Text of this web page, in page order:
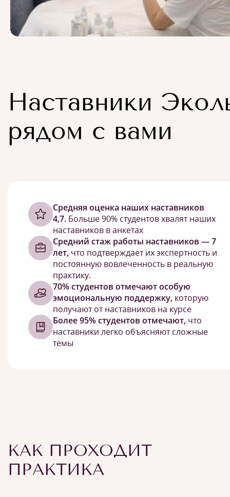
Наставники
рядом с вами
Cредняя оценка наших наставников
4,7. Больше 90% студентов хвалят наших
наставников в анкетах
Средний стаж работы наставников — 7
лет, что подтверждает их экспертность и
постоянную вовлеченность в реальную
практику.
70% студентов отмечают особую
эмоциональную поддержку, которую
получают от наставников на курсе
Более 95% студентов отмечают, что
наставники легко объясняют сложные
темы
КАК ПРОХОДИТ
ПРАКТИКА